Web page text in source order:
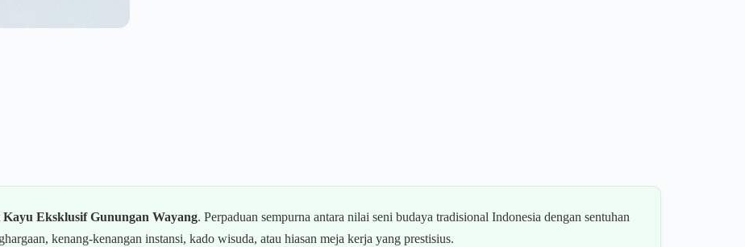
Kayu Eksklusif Gunungan Wayang. Perpaduan sempurna antara nilai seni budaya tradisional Indonesia dengan sentuhan
kenang-kenangan instansi, kado wisuda, atau hiasan meja kerja yang prestisius.